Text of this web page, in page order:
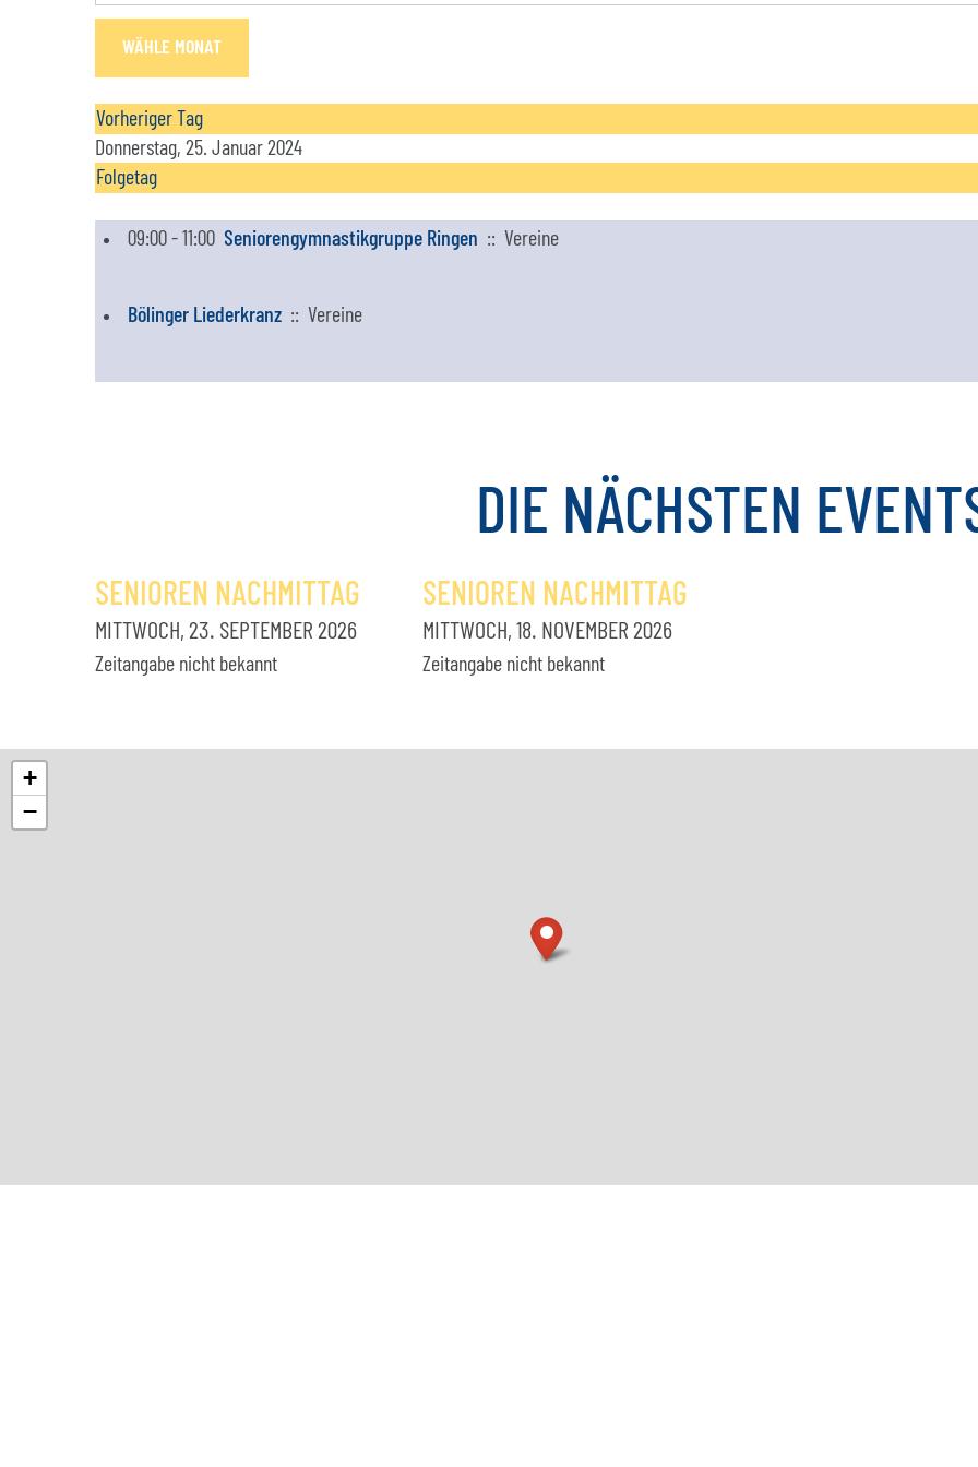
WÄHLE MONAT
Vorheriger Tag
Donnerstag, 25. Januar 2024
Folgetag
09:00 - 11:00 Seniorengymnastikgruppe Ringen :: Vereine
Bölinger Liederkranz :: Vereine
DIE NÄCHSTEN
SENIOREN NACHMITTAG
MITTWOCH, 23. SEPTEMBER 2026
Zeitangabe nicht bekannt
SENIOREN NACHMITTAG
MITTWOCH, 18. NOVEMBER 2026
Zeitangabe nicht bekannt
+
−